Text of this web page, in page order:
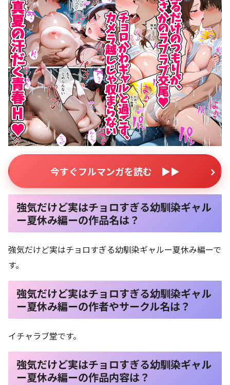
今すぐフルマンガを読む ▶▶
強気だけど実はチョロすぎる幼馴染ギャル
ー夏休み編ーの作品名は？
強気だけど実はチョロすぎる幼馴染ギャルー夏休み編ーで
す。
強気だけど実はチョロすぎる幼馴染ギャル
ー夏休み編ーの作者やサークル名は？
イチャラブ堂です。
強気だけど実はチョロすぎる幼馴染ギャル
ー夏休み編ーの作品内容は？